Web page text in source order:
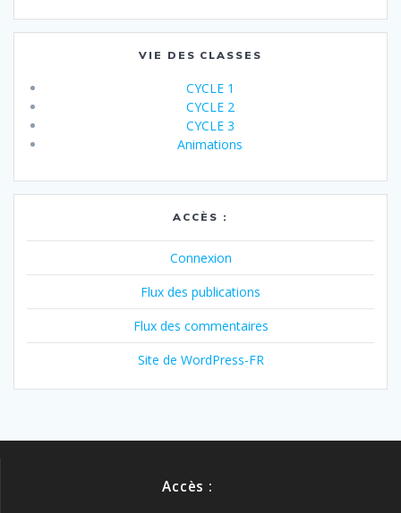
VIE DES CLASSES
CYCLE 1
CYCLE 2
CYCLE 3
Animations
ACCÈS :
Connexion
Flux des publications
Flux des commentaires
Site de WordPress-FR
Accès :